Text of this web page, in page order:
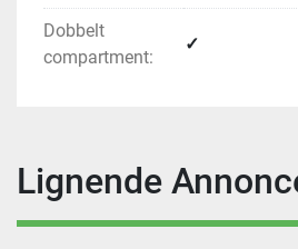
Dobbelt
compartment:
✓
Lignende